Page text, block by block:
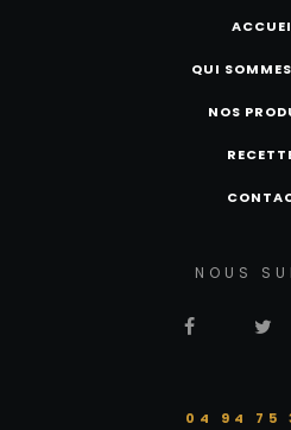
QUI
NOS
NOUS
‭04 94 75